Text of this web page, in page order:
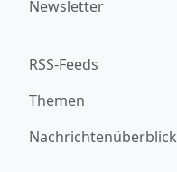
Newsletter
RSS-Feeds
Themen
Nachrichtenüberblick